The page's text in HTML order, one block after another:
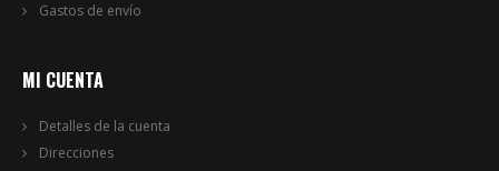
Gastos de envío
MI CUENTA
Detalles de la cuenta
Direcciones